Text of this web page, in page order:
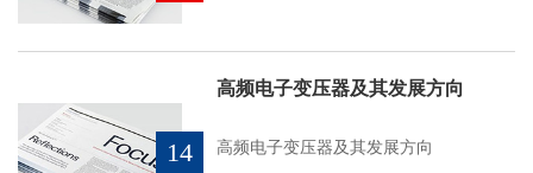
14
高频电子变压器及其发展方向
高频电子变压器及其发展方向